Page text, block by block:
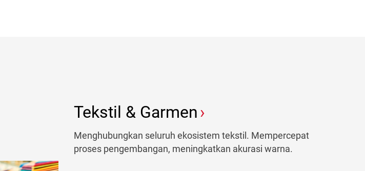
Tekstil & Garmen
Menghubungkan seluruh ekosistem tekstil. Mempercepat
proses pengembangan, meningkatkan akurasi warna.